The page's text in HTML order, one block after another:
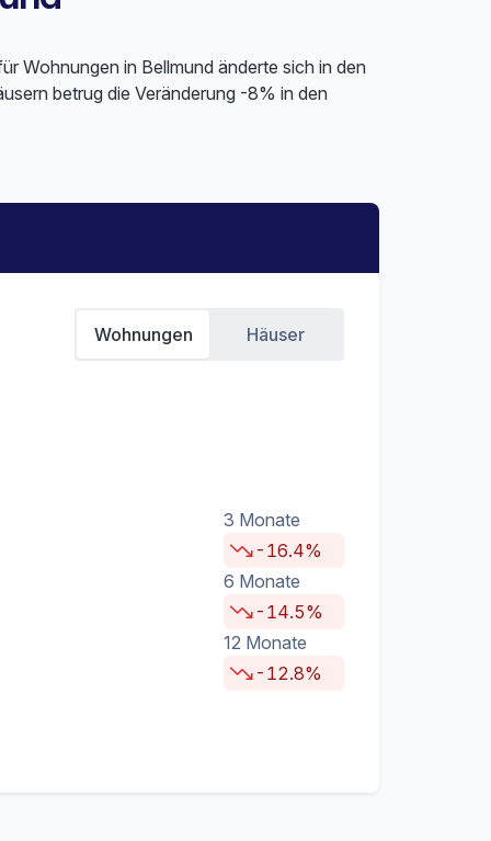
Wohnungen in Bellmund änderte sich in den
betrug die Veränderung -8% in den
Wohnungen Häuser
3 Monate
-16.4%
6 Monate
-14.5%
12 Monate
-12.8%